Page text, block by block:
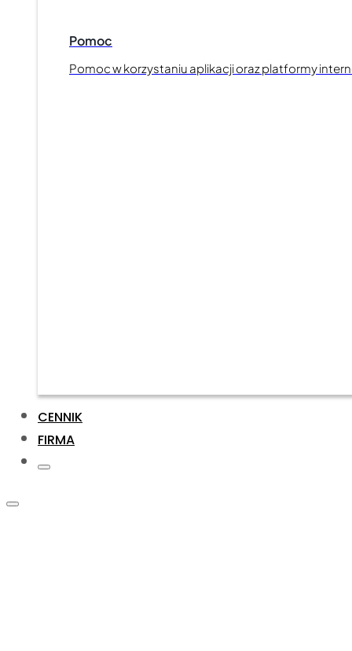
Pomoc
Pomoc w korzystaniu aplikacji oraz platformy
CENNIK
FIRMA